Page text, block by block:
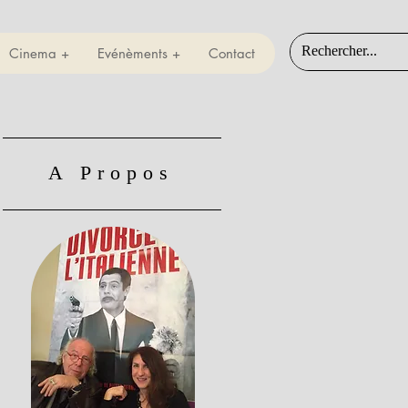
Cinema + Evénèments + Contact
A Propos